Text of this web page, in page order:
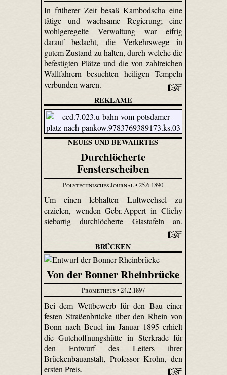
In früherer Zeit besaß Kambodscha eine
tätige und wachsame Regierung; eine
wohl­gere­gelte Verwaltung war eifrig
darauf bedacht, die Verkehrswege in
gutem Zustand zu halten, durch welche die
befestigten Plätze und die von zahlreichen
Wallfahrern besuchten heiligen Tempeln
verbunden waren.
REKLAME
NEUES UND BEWÄHRTES
Durchlöcherte
Fensterscheiben
Polytechnisches Journal• 25.6.1890
Um einen lebhaften Luftwechsel zu
erzielen, wenden Gebr. Appert in Clichy
siebartig durchlöcherte Glastafeln an.
BRÜCKEN
Von der Bonner Rheinbrücke
Prometheus• 24.2.1897
Bei dem Wettbewerb für den Bau einer
festen Straßenbrücke über den Rhein von
Bonn nach Beuel im Januar 1895 erhielt
die Gutehoffnungshütte in Sterkrade für
den Entwurf des Leiters ihrer
Brückenbauanstalt, Professor Krohn, den
ersten Preis.